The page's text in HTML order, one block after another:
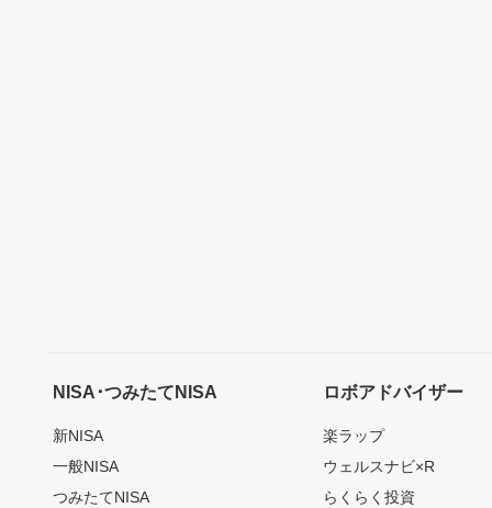
NISA･つみたてNISA
新NISA
一般NISA
つみたてNISA
ロボアドバイザー
楽ラップ
ウェルスナビ×R
らくらく投資